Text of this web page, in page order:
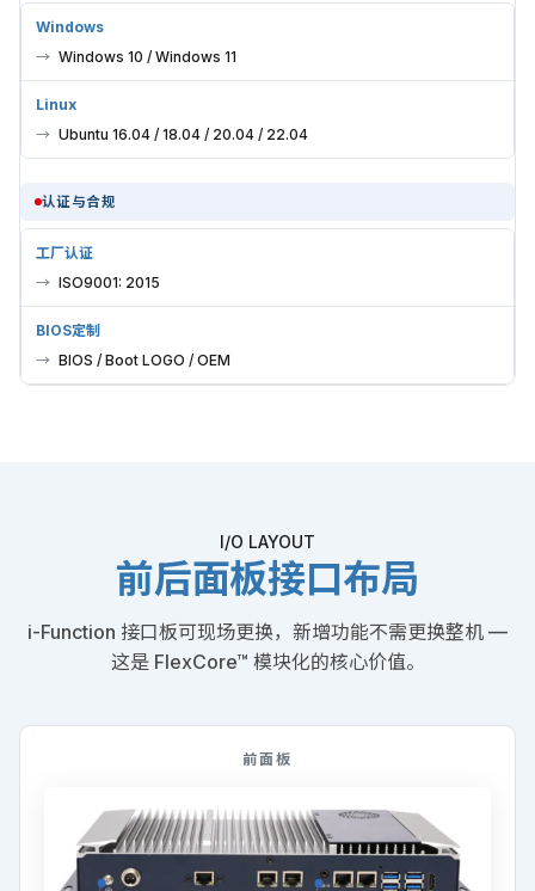
Windows
Windows 10 / Windows 11
Linux
Ubuntu 16.04 / 18.04 / 20.04 / 22.04
认证与合规
工厂认证
ISO9001: 2015
BIOS定制
BIOS / Boot LOGO / OEM
I/O LAYOUT
前后面板接口布局
i-Function 接口板可现场更换，新增功能不需更换整机 —
这是 FlexCore™ 模块化的核心价值。
前面板